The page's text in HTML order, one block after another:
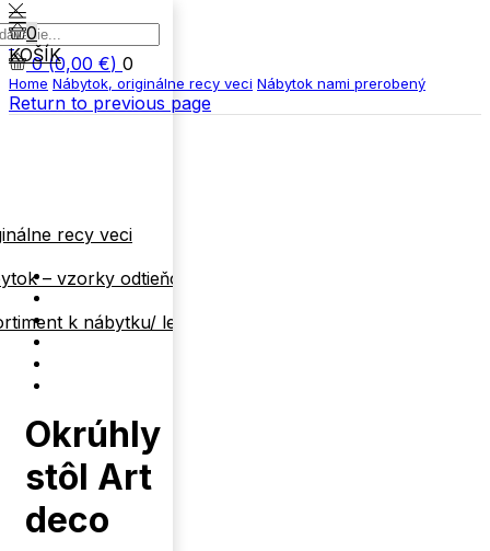
recy veci
– vzorky odtieňov
k nábytku/ len
0(0,00 €) 0
0
KOŠÍK
Home Nábytok, originálne recy veci Nábytok nami prerobený
Return to previous page
Okrúhly
stôl Art
deco